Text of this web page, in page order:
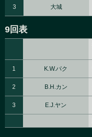
3 大城
9回表
1 K.W.パク
2 B.H.カン
3 E.J.ヤン